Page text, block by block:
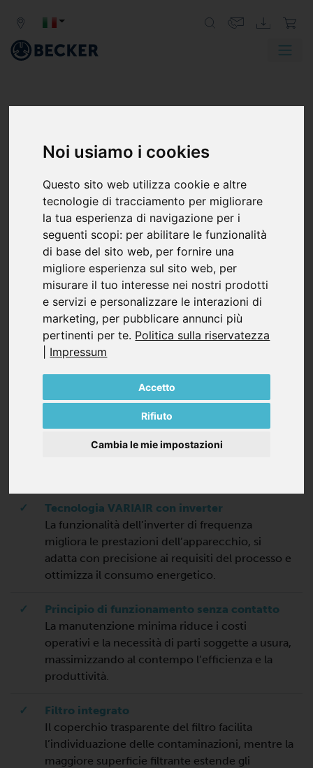
Noi usiamo i cookies
Questo sito web utilizza cookie e altre
tecnologie di tracciamento per migliorare
la tua esperienza di navigazione per i
seguenti scopi: per abilitare le funzionalità
di base del sito web, per fornire una
migliore esperienza sul sito web, per
misurare il tuo interesse nei nostri prodotti
e servizi e personalizzare le interazioni di
marketing, per pubblicare annunci più
pertinenti per te. Politica sulla riservatezza
Impressum
Accetto
Rifiuto
Cambia le mie impostazioni
VARIAIR BCV 300
Pompe per vuoto a camme
La robusta pompa volumetrica della serie VARIAIR BCV è
progettata per il funzionamento continuo nel campo
del vuoto grossolano, comprime senza olio al 100% e
offre un sistema di filtrazione integrato come
caratteristica distintiva. Il principio di funzionamento
senza contatto rende le pompe per vuoto, raffreddate
ad aria e con smorzamento delle vibrazioni,
particolarmente prive di manutenzione e garantisce
un'elevata efficienza e un basso consumo energetico.
Richiedi consulenza tecnica
✓
Tecnologia VARIAIR con inverter
La funzionalità dell’inverter di frequenza
migliora le prestazioni dell’apparecchio, si
adatta con precisione ai requisiti del processo e
ottimizza il consumo energetico.
✓
Principio di funzionamento senza contatto
La manutenzione minima riduce i costi
operativi e la necessità di parti soggette a usura,
massimizzando al contempo l’efficienza e la
produttività.
✓
Filtro integrato
Il coperchio trasparente del filtro facilita
l’individuazione delle contaminazioni, mentre la
maggiore superficie filtrante estende gli